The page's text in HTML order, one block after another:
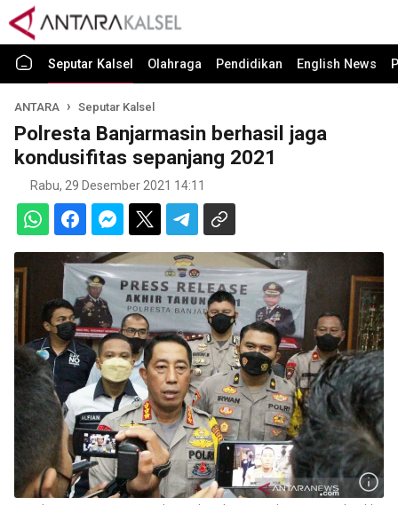
Seputar Kalsel Olahraga Pendidikan English News
ANTARA Seputar Kalsel
Polresta Banjarmasin berhasil jaga
kondusifitas sepanjang 2021
Rabu, 29 Desember 2021 14:11